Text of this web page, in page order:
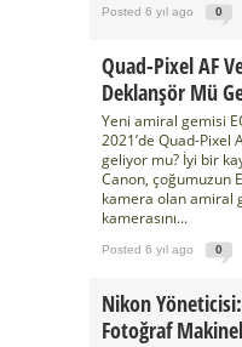
Posted 6 yıl ago 0
Quad-Pixel AF
Deklanşör Mü
Yeni amiral gemisi
2021’de Quad-Pixel
geliyor mu? İyi bir
Canon, çoğumuzun
kamera olan amiral
kamerasını...
Posted 6 yıl ago 0
Nikon
Fotoğraf